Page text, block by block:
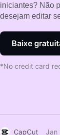
iniciantes? Não
desejam editar
Baixe
*No credit card
CapCut Jan